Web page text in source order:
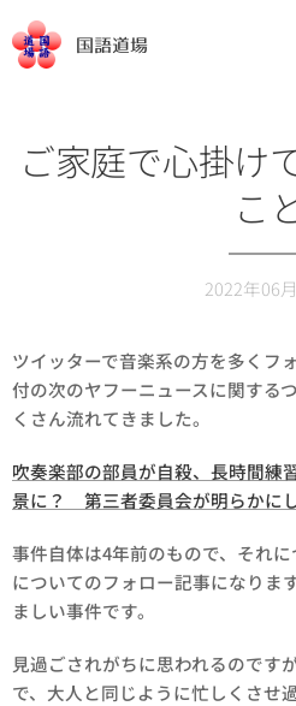
国語道場
ご家庭で心掛け
こ
2022年06
ツイッターで音楽系の方を多くフ
付の次のヤフーニュースに関する
くさん流れてきました。
吹奏楽部の部員が自殺、長時間練
景に？ 第三者委員会が明らかに
事件自体は4年前のもので、それ
についてのフォロー記事になりま
ましい事件です。
見過ごされがちに思われるのです
で、大人と同じように忙しくさせ